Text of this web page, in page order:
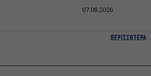
07.08.2026
ΠΕΡΙΣΣΟΤΕΡΑ